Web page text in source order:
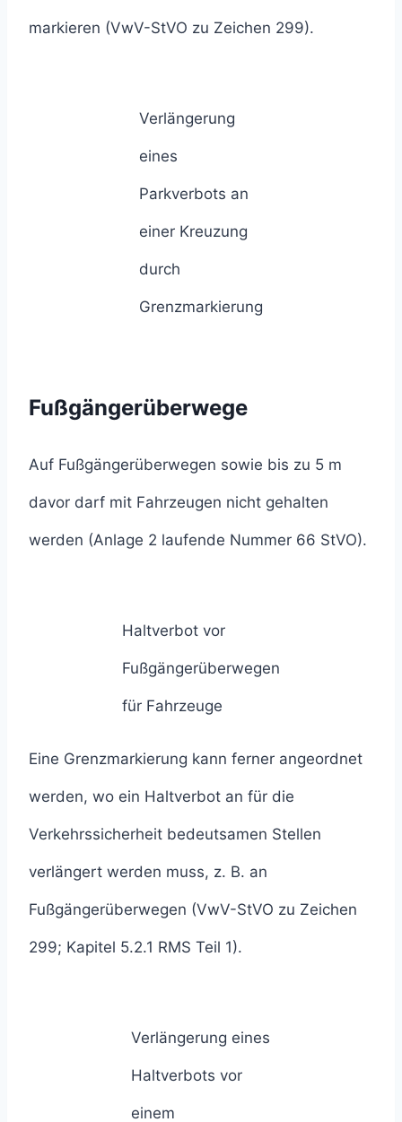
markieren (VwV-StVO zu Zeichen 299).
Verlängerung
eines
Parkverbots an
einer Kreuzung
durch
Grenzmarkierung
Fußgängerüberwege
Auf Fußgängerüberwegen sowie bis zu 5 m
davor darf mit Fahrzeugen nicht gehalten
werden (Anlage 2 laufende Nummer 66 StVO).
Haltverbot vor
Fußgängerüberwegen
für Fahrzeuge
Eine Grenzmarkierung kann ferner angeordnet
werden, wo ein Haltverbot an für die
Verkehrssicherheit bedeutsamen Stellen
verlängert werden muss, z. B. an
Fußgängerüberwegen (VwV-StVO zu Zeichen
299; Kapitel 5.2.1 RMS Teil 1).
Verlängerung eines
Haltverbots vor
einem